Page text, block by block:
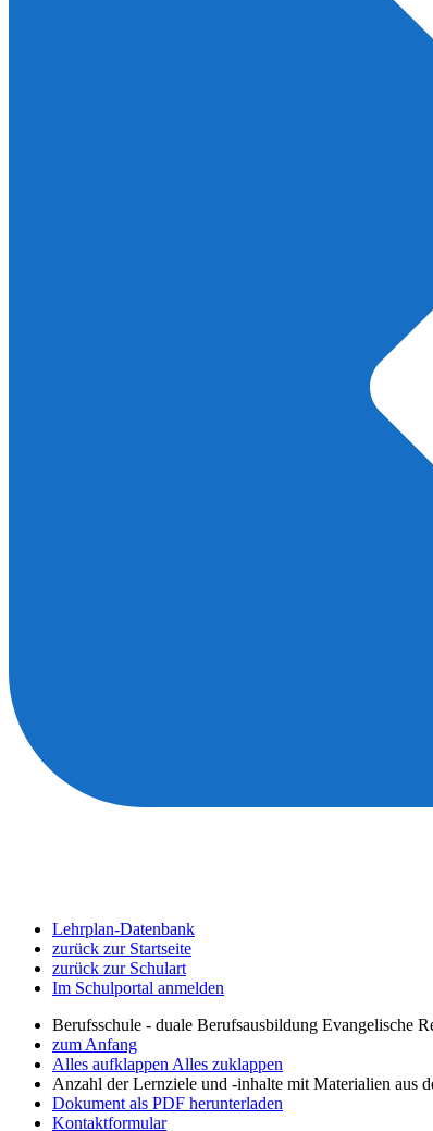
Lehrplan-Datenbank
zurück zur Startseite
zurück zur Schulart
Im Schulportal anmelden
Berufsschule - duale Berufsausbildung Evangelische
zum Anfang
Alles aufklappen Alles zuklappen
Anzahl der Lernziele und -inhalte mit Materialien aus
Dokument als PDF herunterladen
Kontaktformular